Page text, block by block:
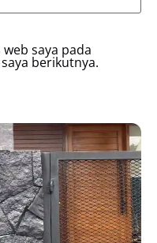
saya pada
berikutnya.